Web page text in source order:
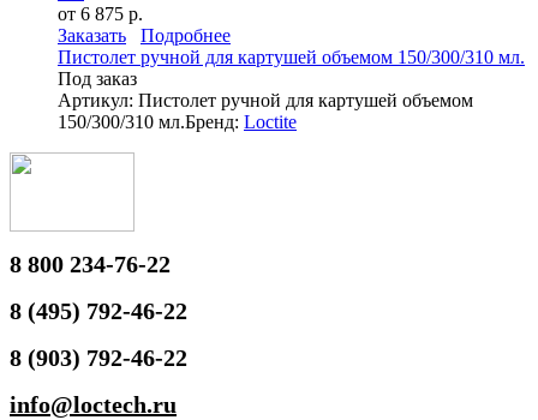
от 6 875 р.
Заказать
Подробнее
Пистолет ручной для картушей объемом 150/300/310 мл.
Под заказ
Артикул: Пистолет ручной для картушей объемом
150/300/310 мл.Бренд: Loctite
8 800 234-76-22
8 (495) 792-46-22
8 (903) 792-46-22
info@loctech.ru